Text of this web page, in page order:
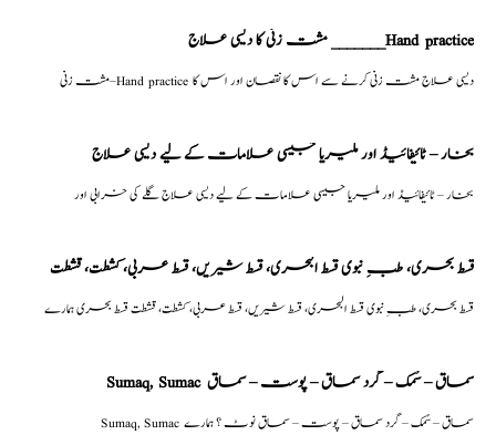
مشت زنی کا دیسی علاج _______Hand practice
مشت زنی–Hand practice دیسی علاج مشت زنی کرنے سے اس کا نقصان اور اس کا
بخار – ٹائیفائیڈ اور ملیریا جیسی علامات کے لیے دیسی علاج
بخار – ٹائیفائیڈ اور ملیریا جیسی علامات کے لیے دیسی علاج گلے کی خرابی اور
قسط بحری، طبِ نبوی قسط البحری، قسط شیریں، قسط عربی، كشطت، قشطت
قسط بحری، طبِ نبوی قسط البحری، قسط شیریں، قسط عربی، كشطت، قشطت قسط بحری ہمارے
Sumaq, Sumac سماق – سُمک – گرد سماق – پوست – سماق
Sumaq, Sumac سماق – سُمک – گرد سماق – پوست – سماق نوٹ ؟ ہمارے